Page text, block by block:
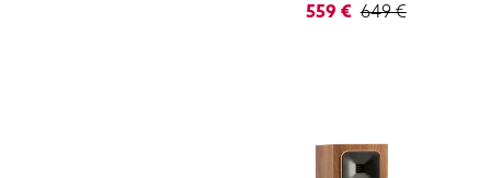
559€ 649€